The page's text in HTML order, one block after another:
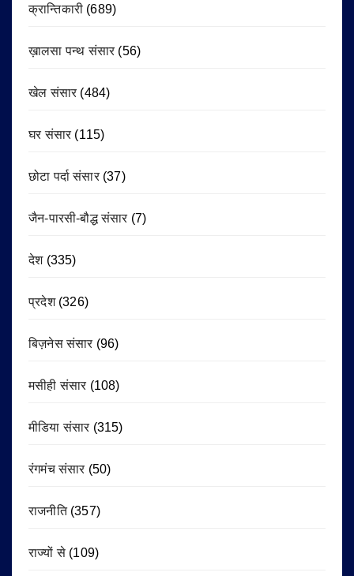
क्रान्तिकारी (689)
ख़ालसा पन्थ संसार (56)
खेल संसार (484)
घर संसार (115)
छोटा पर्दा संसार(37)
जैन-पारसी-बौद्ध संसार (7)
देश(335)
प्रदेश(326)
बिज़नेस संसार (96)
मसीही संसार (108)
मीडिया संसार (315)
रंगमंच संसार (50)
राजनीति(357)
राज्यों से (109)